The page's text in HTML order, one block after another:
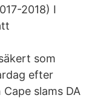
2018) I
som
efter
slams DA